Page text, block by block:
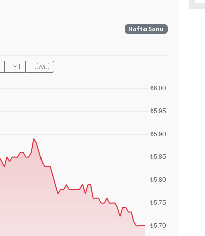
Hafta Sonu
1 Yıl TÜMÜ